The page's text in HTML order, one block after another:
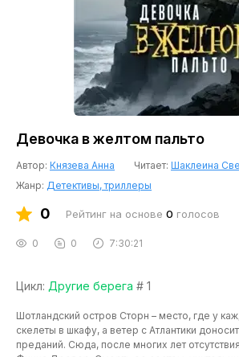
Девочка в желтом пальто
Автор: Князева Анна Читает: Шаклеина
Жанр: Детективы, триллеры
0 Рейтинг на основе 0 голосов
0 0 7:30:21
Цикл: Другие берега # 1
Шотландский остров Сторн – место, где у
скелеты в шкафу, а ветер с Атлантики
преданий. Сюда, после многих лет